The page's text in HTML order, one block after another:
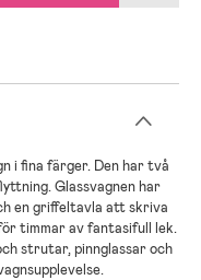
i fina färger. Den har två
Glassvagnen har
en griffeltavla att skriva
timmar av fantasifull lek.
strutar, pinnglassar och